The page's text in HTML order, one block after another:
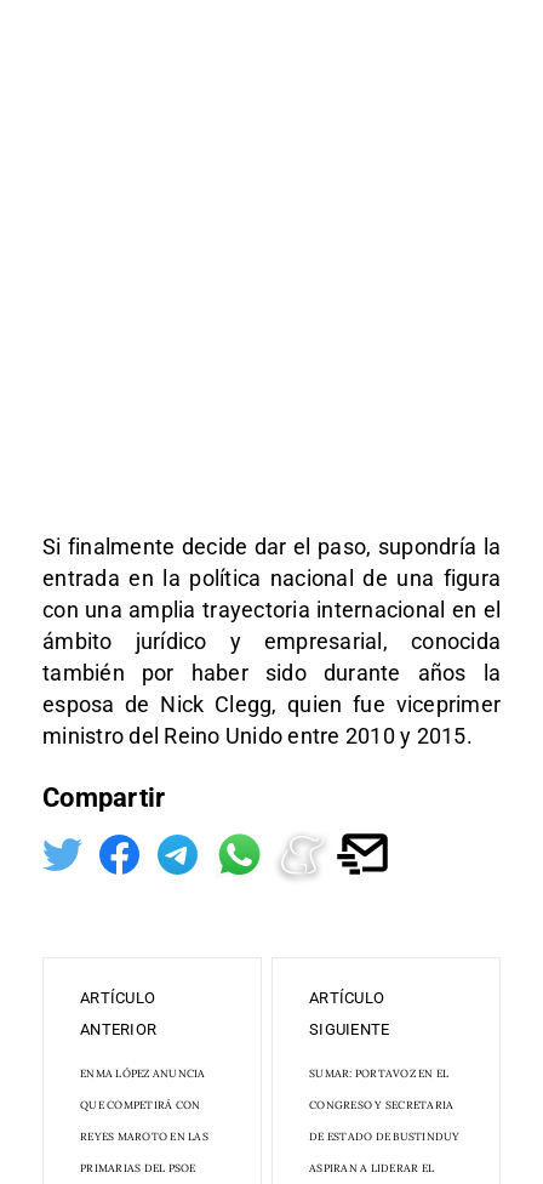
Si finalmente decide dar el paso, supondría la
entrada en la política nacional de una figura
con una amplia trayectoria internacional en el
ámbito jurídico y empresarial, conocida
también por haber sido durante años la
esposa de Nick Clegg, quien fue viceprimer
ministro del Reino Unido entre 2010 y 2015.
Compartir
ARTÍCULO
ANTERIOR
ENMA LÓPEZ ANUNCIA
QUE COMPETIRÁ CON
REYES MAROTO EN LAS
PRIMARIAS DEL PSOE
ARTÍCULO
SIGUIENTE
SUMAR: PORTAVOZ EN EL
CONGRESO Y SECRETARIA
DE ESTADO DE BUSTINDUY
ASPIRAN A LIDERAR EL